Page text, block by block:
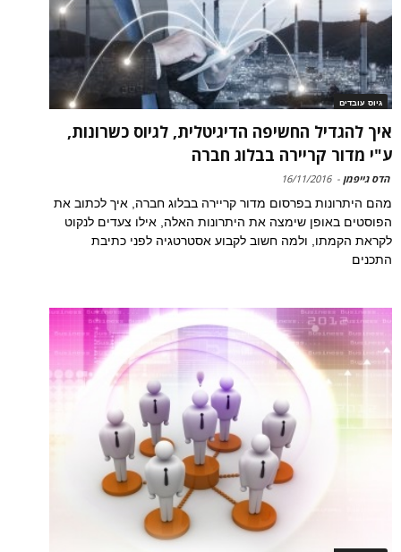
גיוס עובדים
איך להגדיל החשיפה הדיגיטלית, לגיוס כשרונות,
ע"י מדור קריירה בבלוג חברה
הדס גייפמן -
16/11/2016
מהם היתרונות בפרסום מדור קריירה בבלוג חברה, איך לכתוב את
הפוסטים באופן שימצה את היתרונות האלה, אילו צעדים לנקוט
לקראת הקמתו, ולמה חשוב לקבוע אסטרטגיה לפני כתיבת
התכנים